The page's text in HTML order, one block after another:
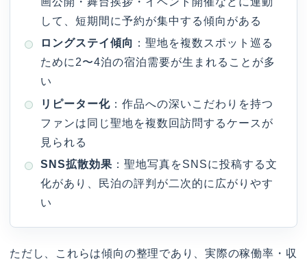
して、短期間に予約が集中する傾向がある
ロングステイ傾向 ：聖地を複数スポット巡る
ために2〜4泊の宿泊需要が生まれることが多
い
リピーター化 ：作品への深いこだわりを持つ
ファンは同じ聖地を複数回訪問するケースが
見られる
SNS拡散効果 ：聖地写真をSNSに投稿する文
化があり、民泊の評判が二次的に広がりやす
い
ただし、これらは傾向の整理であり、実際の稼働率・収